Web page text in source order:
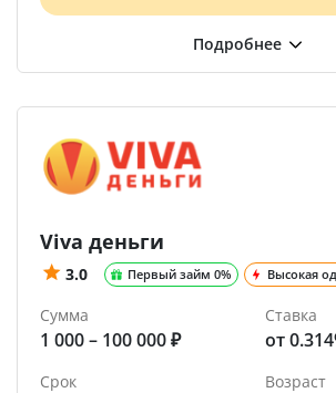
Viva деньги
3.0 Первый займ 0% Высокая
Сумма
1 000 – 100 000 ₽
Ставка
от
Срок Возраст